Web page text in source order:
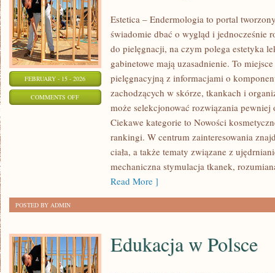
FEBRUARY - 15 - 2026
COMMENTS OFFON
MEZOTERAPIA
Estetica – Endermologia to portal
świadomie dbać o wygląd i jednocześnie
do pielęgnacji, na czym polega estetyka
gabinetowe mają uzasadnienie. To
pielęgnacyjną z informacjami o
zachodzących w skórze, tkankach i
może selekcjonować rozwiązania
Ciekawe kategorie to Nowości
rankingi. W centrum zainteresowania
ciała, a także tematy związane z
mechaniczna stymulacja tkanek,
Read More ]
POSTED BY ADMIN
Edukacja w Polsce